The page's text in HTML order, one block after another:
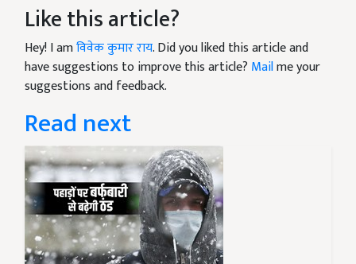
Like this article?
Hey! I amविवेक कुमार राय. Did you liked this article and
have suggestions to improve this article? Mailme your
suggestions and feedback.
Read next